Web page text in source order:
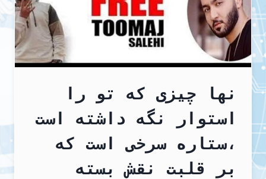
نها چیزی که تو را
استوار نگه داشته است
،ستاره سرخی است که
بر قلبت نقش بسته